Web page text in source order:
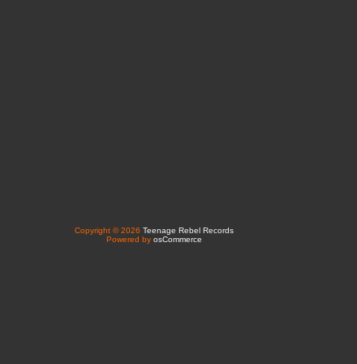
Copyright © 2026 Teenage Rebel Records
Powered by osCommerce